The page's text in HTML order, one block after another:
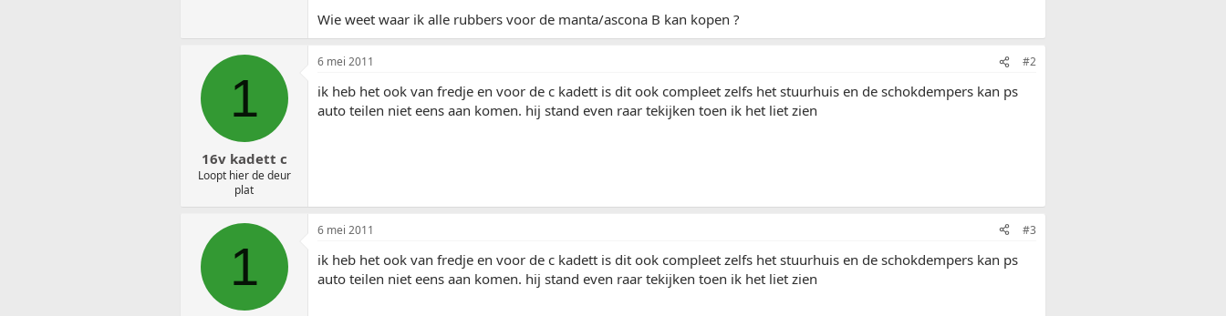
Wie weet waar ik alle rubbers voor de manta/ascona B kan kopen ?
1
16v kadett c
Loopt hier de deur
plat
6 mei 2011 #2
ik heb het ook van fredje en voor de c kadett is dit ook compleet zelfs het stuurhuis en de schokdempers kan ps
auto teilen niet eens aan komen. hij stand even raar tekijken toen ik het liet zien
1
6 mei 2011 #3
ik heb het ook van fredje en voor de c kadett is dit ook compleet zelfs het stuurhuis en de schokdempers kan ps
auto teilen niet eens aan komen. hij stand even raar tekijken toen ik het liet zien